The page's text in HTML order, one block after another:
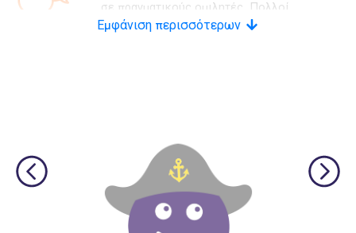
σε πραγματικούς ομιλητές. Πολλοί
ανταγωνιστές χρησιμοποιούν τεχνητές
Εμφάνιση περισσότερων